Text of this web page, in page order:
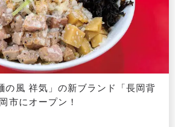
の風 祥気」の新ブランド「長岡背
市にオープン！